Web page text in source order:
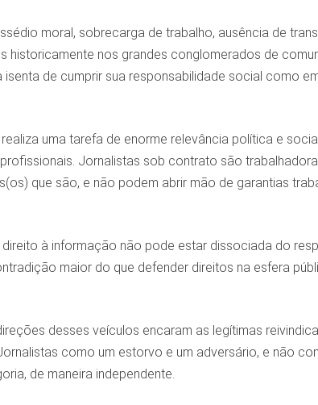
moral, sobrecarga de trabalho, ausência de
historicamente nos grandes conglomerados de
de cumprir sua responsabilidade social como
uma tarefa de enorme relevância política e
Jornalistas sob contrato são
que são, e não podem abrir mão de garantias
à informação não pode estar dissociada do
maior do que defender direitos na esfera
desses veículos encaram as legítimas
como um estorvo e um adversário, e não
de maneira independente.